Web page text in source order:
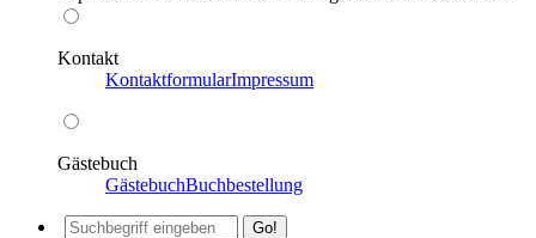
Kontakt
KontaktformularImpressum
Gästebuch
GästebuchBuchbestellung